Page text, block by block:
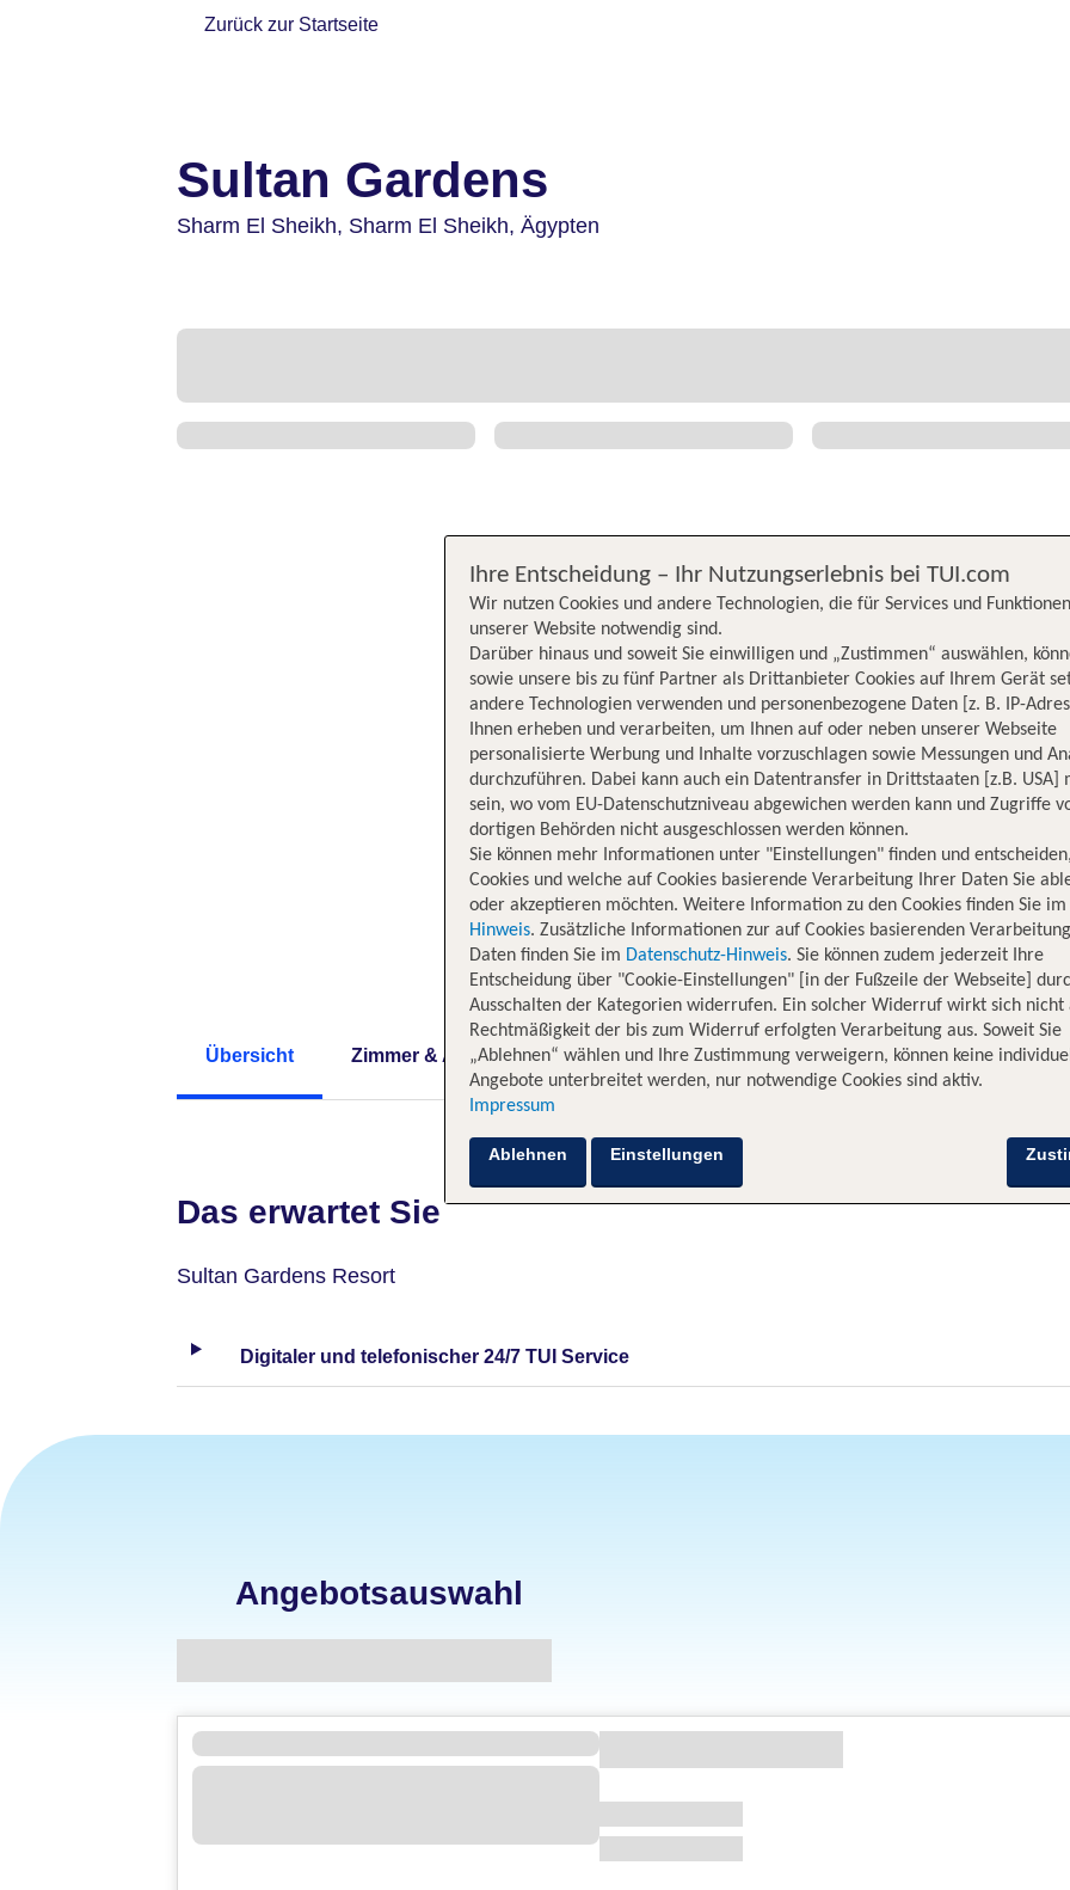
Zurück zur Startseite
Sultan Gardens
Sharm El Sheikh, Sharm El Sheikh, Ägypten
Übersicht Zimmer & Angebote Hotelinformationen Lage Bewertungen
Das erwartet Sie
Sultan Gardens Resort
Digitaler und telefonischer 24/7 TUI Service
Angebotsauswahl
Ihre Entscheidung – Ihr Nutzungserlebnis bei TUI.com
Wir nutzen Cookies und andere Technologien, die für Services und
unserer Website notwendig sind.
Darüber hinaus und soweit Sie einwilligen und „Zustimmen“ auswählen,
sowie unsere bis zu fünf Partner als Drittanbieter Cookies auf Ihrem Gerät
andere Technologien verwenden und personenbezogene Daten [z. B. IP-
Ihnen erheben und verarbeiten, um Ihnen auf oder neben unserer Webseite
personalisierte Werbung und Inhalte vorzuschlagen sowie Messungen und
durchzuführen. Dabei kann auch ein Datentransfer in Drittstaaten [z.B. USA]
sein, wo vom EU-Datenschutzniveau abgewichen werden kann und Zugriffe
dortigen Behörden nicht ausgeschlossen werden können.
Sie können mehr Informationen unter "Einstellungen" finden und
Cookies und welche auf Cookies basierende Verarbeitung Ihrer Daten Sie
oder akzeptieren möchten. Weitere Information zu den Cookies finden Sie im
Hinweis. Zusätzliche Informationen zur auf Cookies basierenden
Daten finden Sie im Datenschutz-Hinweis. Sie können zudem jederzeit Ihre
Entscheidung über "Cookie-Einstellungen" [in der Fußzeile der Webseite]
Ausschalten der Kategorien widerrufen. Ein solcher Widerruf wirkt sich nicht
Rechtmäßigkeit der bis zum Widerruf erfolgten Verarbeitung aus. Soweit Sie
„Ablehnen“ wählen und Ihre Zustimmung verweigern, können keine
Angebote unterbreitet werden, nur notwendige Cookies sind aktiv.
Impressum
Ablehnen Einstellungen